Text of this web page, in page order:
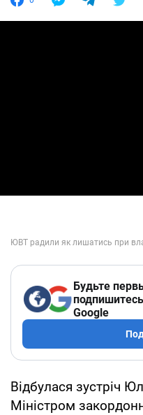
Будьте
Google
Відбулася зустріч
Міністром